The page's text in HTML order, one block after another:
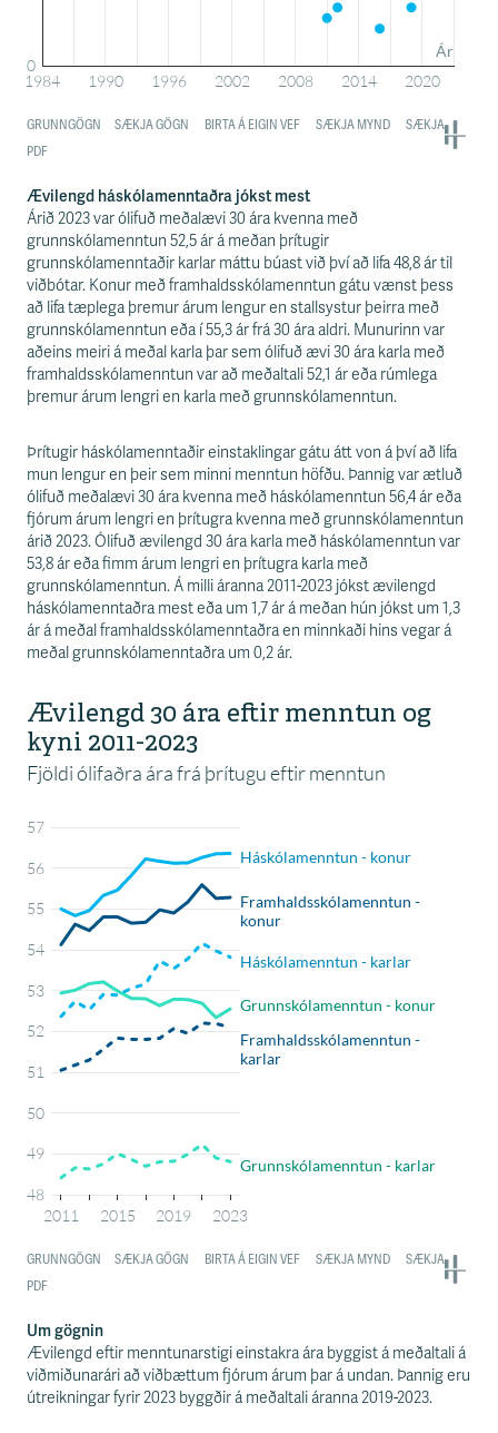
Ævilengd háskólamenntaðra jókst mest
Árið 2023 var ólifuð meðalævi 30 ára kvenna með
grunnskólamenntun 52,5 ár á meðan þrítugir
grunnskólamenntaðir karlar máttu búast við því að lifa 48,8 ár til
viðbótar. Konur með framhaldsskólamenntun gátu vænst þess
að lifa tæplega þremur árum lengur en stallsystur þeirra með
grunnskólamenntun eða í 55,3 ár frá 30 ára aldri. Munurinn var
aðeins meiri á meðal karla þar sem ólifuð ævi 30 ára karla með
framhaldsskólamenntun var að meðaltali 52,1 ár eða rúmlega
þremur árum lengri en karla með grunnskólamenntun.
Þrítugir háskólamenntaðir einstaklingar gátu átt von á því að lifa
mun lengur en þeir sem minni menntun höfðu. Þannig var ætluð
ólifuð meðalævi 30 ára kvenna með háskólamenntun 56,4 ár eða
fjórum árum lengri en þrítugra kvenna með grunnskólamenntun
árið 2023. Ólifuð ævilengd 30 ára karla með háskólamenntun var
53,8 ár eða fimm árum lengri en þrítugra karla með
grunnskólamenntun. Á milli áranna 2011-2023 jókst ævilengd
háskólamenntaðra mest eða um 1,7 ár á meðan hún jókst um 1,3
ár á meðal framhaldsskólamenntaðra en minnkaði hins vegar á
meðal grunnskólamenntaðra um 0,2 ár.
Um gögnin
Ævilengd eftir menntunarstigi einstakra ára byggist á meðaltali á
viðmiðunarári að viðbættum fjórum árum þar á undan. Þannig eru
útreikningar fyrir 2023 byggðir á meðaltali áranna 2019-2023.